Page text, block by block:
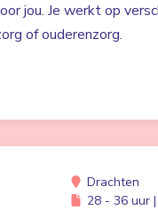
jou. Je werkt op
of ouderenzorg.
Drachten
28 - 36 uur